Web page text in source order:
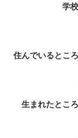
学校
住んでいるところ
生まれたところ